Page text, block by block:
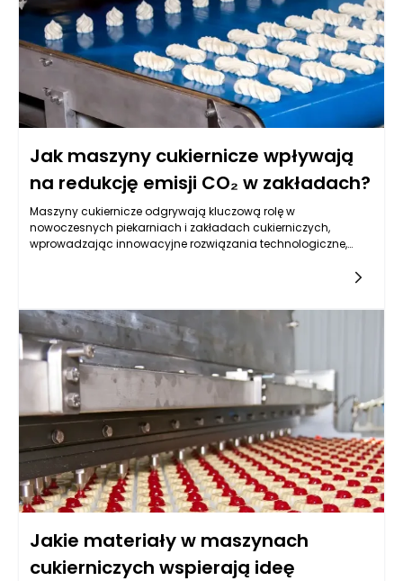
Jak maszyny cukiernicze wpływają
na redukcję emisji CO₂ w zakładach?
Maszyny cukiernicze odgrywają kluczową rolę w
nowoczesnych piekarniach i zakładach cukierniczych,
wprowadzając innowacyjne rozwiązania technologiczne,
globalna społeczność staje w obliczu kryzysu klimatycznego,
własnego śladu węglowego, maszyny cukiernicze stają się
jednym z głównych narzędzi do realizacji celów związanych z
ochroną środowiska. W jaki sposób te urządzenia mogą
wpływać na redukcję emisji CO₂?
Jakie materiały w maszynach
cukierniczych wspierają ideę